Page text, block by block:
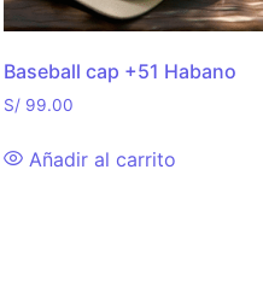
Baseball cap +51 Habano
S/99.00
Añadir al carrito